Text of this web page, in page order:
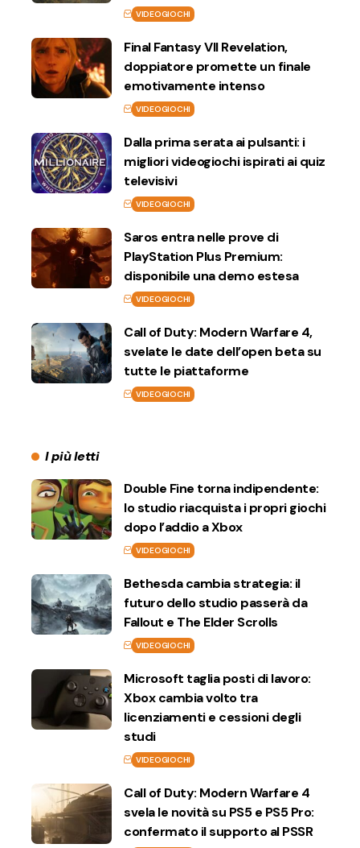
VIDEOGIOCHI
Final Fantasy VII Revelation,
doppiatore promette un finale
emotivamente intenso
VIDEOGIOCHI
Dalla prima serata ai pulsanti: i
migliori videogiochi ispirati ai quiz
televisivi
VIDEOGIOCHI
Saros entra nelle prove di
PlayStation Plus Premium:
disponibile una demo estesa
VIDEOGIOCHI
Call of Duty: Modern Warfare 4,
svelate le date dell’open beta su
tutte le piattaforme
VIDEOGIOCHI
I più letti
Double Fine torna indipendente:
lo studio riacquista i propri giochi
dopo l’addio a Xbox
VIDEOGIOCHI
Bethesda cambia strategia: il
futuro dello studio passerà da
Fallout e The Elder Scrolls
VIDEOGIOCHI
Microsoft taglia posti di lavoro:
Xbox cambia volto tra
licenziamenti e cessioni degli
studi
VIDEOGIOCHI
Call of Duty: Modern Warfare 4
svela le novità su PS5 e PS5 Pro:
confermato il supporto al PSSR